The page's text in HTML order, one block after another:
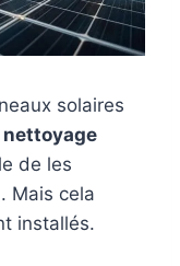
solaires
de les
Mais cela
installés.